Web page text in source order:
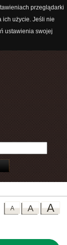
przeglądarki
ich użycie. Jeśli nie
ustawienia swojej
A
A
A